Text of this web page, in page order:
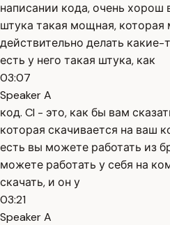
написании кода, очень
штука такая мощная, которая
действительно делать
есть у него такая штука, как
03:07
Speaker A
код. Cl - это, как бы вам
которая скачивается на ваш
есть вы можете работать из
можете работать у себя на
скачать, и он у
03:21
Speaker A